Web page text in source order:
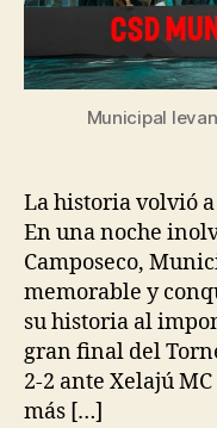
Municipal
La historia volvió
En una noche
Camposeco,
memorable y
su historia al
gran final del
2-2 ante Xelajú
más […]